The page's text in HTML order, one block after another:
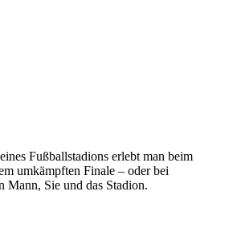
Fußballstadions erlebt man beim
umkämpften Finale – oder bei
Mann, Sie und das Stadion.